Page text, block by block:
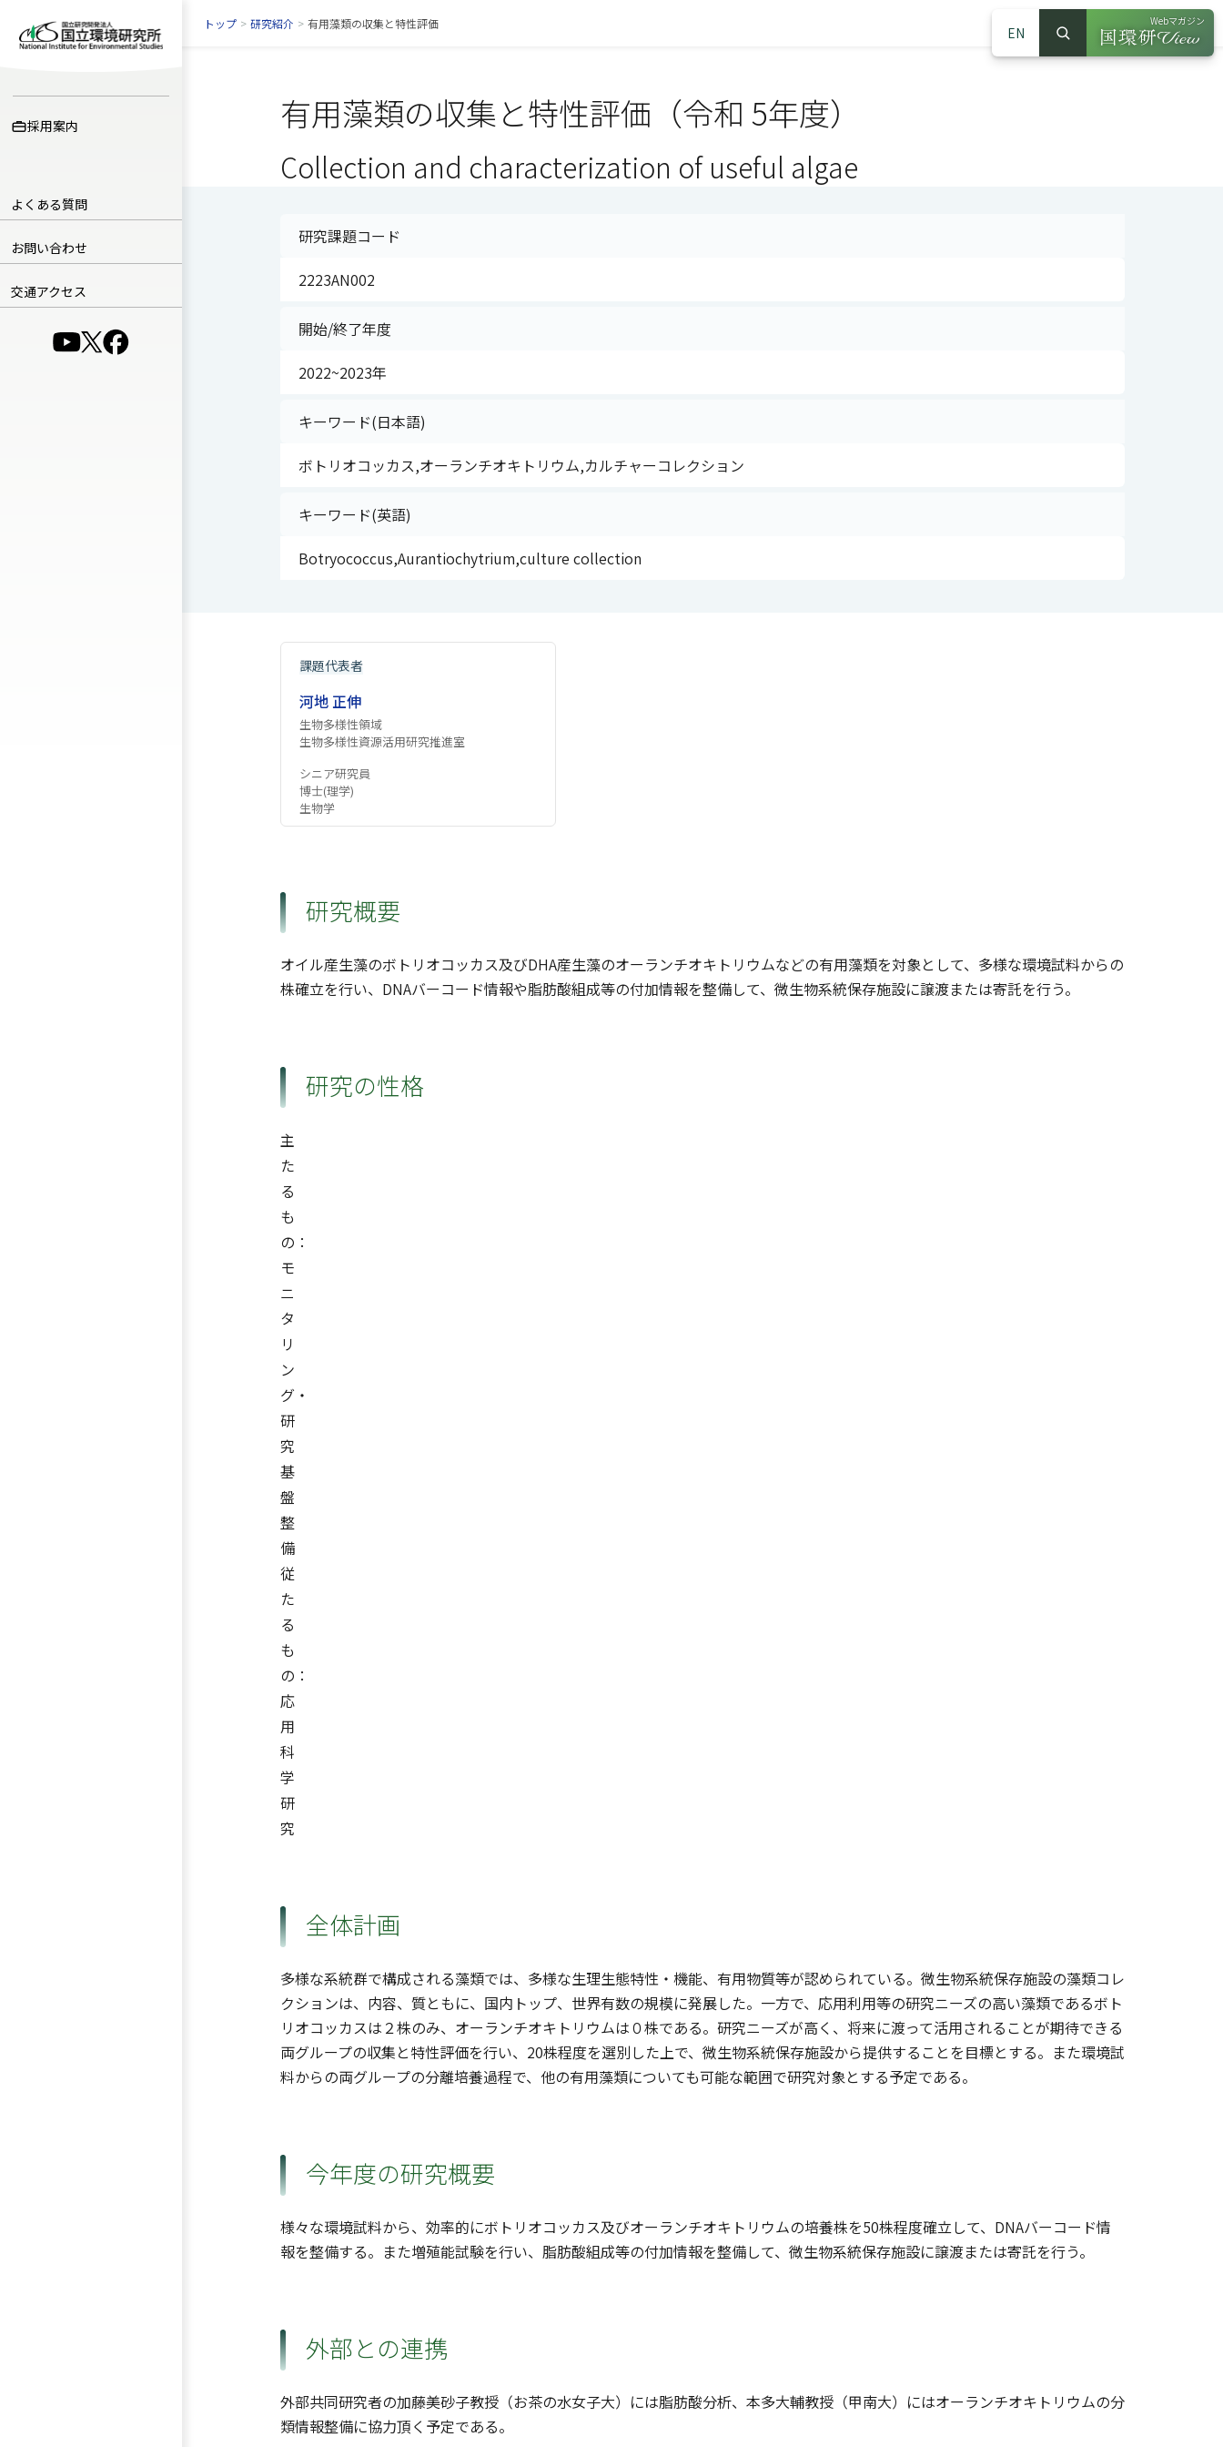
採用案内
よくある質問
お問い合わせ
交通アクセス
（別ウインドウで開きます）
（別ウインドウで開きます）
（別ウインドウで開きます）
EN
サイト内検索
検索
Webマガジン
（別ウインドウ
トップ > 研究紹介 > 有用藻類の収集と特性評価
有用藻類の収集と特性評価（令和 5年度）
Collection and characterization of useful algae
研究課題コード
2223AN002
開始/終了年度
2022~2023年
キーワード(日本語)
ボトリオコッカス,オーランチオキトリウム,カルチャーコレクション
キーワード(英語)
Botryococcus,Aurantiochytrium,culture collection
課題代表者
河地 正伸
生物多様性領域
生物多様性資源活用研究推進室
シニア研究員
博士(理学)
生物学
研究概要
オイル産生藻のボトリオコッカス及びDHA産生藻のオーランチオキトリウムなどの有用藻類を対象として、多様な環境試料からの
株確立を行い、DNAバーコード情報や脂肪酸組成等の付加情報を整備して、微生物系統保存施設に譲渡または寄託を行う。
研究の性格
主
た
る
も
の：
モ
ニ
タ
リ
ン
グ・
研
究
基
盤
整
備
従
た
る
も
の：
応
用
科
学
研
究
全体計画
多様な系統群で構成される藻類では、多様な生理生態特性・機能、有用物質等が認められている。微生物系統保存施設の藻類コレ
クションは、内容、質ともに、国内トップ、世界有数の規模に発展した。一方で、応用利用等の研究ニーズの高い藻類であるボト
リオコッカスは２株のみ、オーランチオキトリウムは０株である。研究ニーズが高く、将来に渡って活用されることが期待できる
両グループの収集と特性評価を行い、20株程度を選別した上で、微生物系統保存施設から提供することを目標とする。また環境試
料からの両グループの分離培養過程で、他の有用藻類についても可能な範囲で研究対象とする予定である。
今年度の研究概要
様々な環境試料から、効率的にボトリオコッカス及びオーランチオキトリウムの培養株を50株程度確立して、DNAバーコード情
報を整備する。また増殖能試験を行い、脂肪酸組成等の付加情報を整備して、微生物系統保存施設に譲渡または寄託を行う。
外部との連携
外部共同研究者の加藤美砂子教授（お茶の水女子大）には脂肪酸分析、本多大輔教授（甲南大）にはオーランチオキトリウムの分
類情報整備に協力頂く予定である。